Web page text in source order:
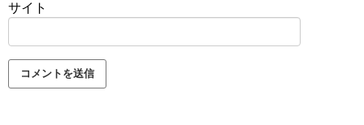
サイト